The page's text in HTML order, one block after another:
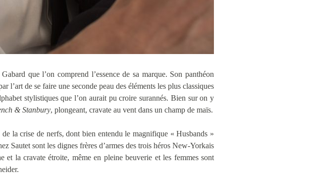
que l’on comprend l’essence de sa marque. Son panthéon
l’art de se faire une seconde peau des éléments les plus classiques
stylistiques que l’on aurait pu croire surannés. Bien sur on y
& Stanbury, plongeant, cravate au vent dans un champ de maïs.
la crise de nerfs, dont bien entendu le magnifique « Husbands »
Sautet sont les dignes frères d’armes des trois héros New-Yorkais
et la cravate étroite, même en pleine beuverie et les femmes sont